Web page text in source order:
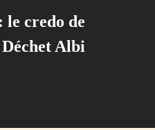
le credo de
Albi